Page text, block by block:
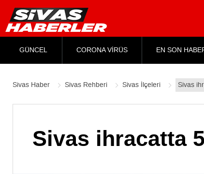
GÜNCEL CORONA VİRÜS EN SON
Sivas Haber Sivas Rehberi Sivas İlçeleri Sivas
Sivas ihracatta